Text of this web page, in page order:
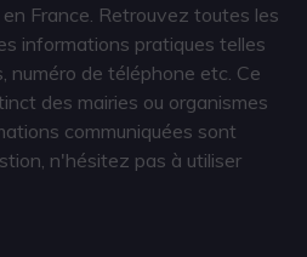
France. Retrouvez toutes les
informations pratiques telles
numéro de téléphone etc. Ce
des mairies ou organismes
communiquées sont
n'hésitez pas à utiliser